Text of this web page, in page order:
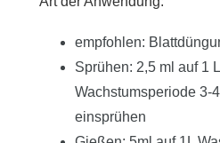
empfohlen:
Sprühen: 2,5 ml auf 1
Wachstumsperiode 3-
einsprühen